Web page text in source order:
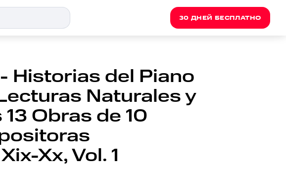
30 ДНЕЙ БЕСПЛАТНО
Historias del Piano
Naturales y
Obras de 10
Xx, Vol. 1